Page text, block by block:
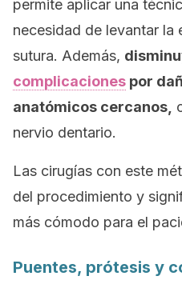
permite aplicar una
necesidad de levantar la
sutura. Además,
complicaciones por
anatómicos cercanos,
nervio dentario.
Las cirugías con este
del procedimiento y
más cómodo para el
Puentes, prótesis y